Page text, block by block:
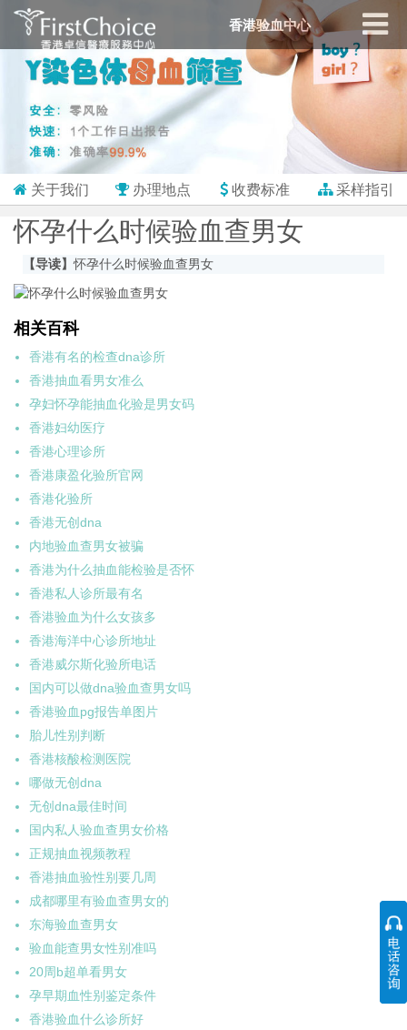
香港验血中心
关于我们 办理地点 收费标准 采样指引
怀孕什么时候验血查男女
【导读】怀孕什么时候验血查男女
相关百科
香港有名的检查dna诊所
香港抽血看男女准么
孕妇怀孕能抽血化验是男女码
香港妇幼医疗
香港心理诊所
香港康盈化验所官网
香港化验所
香港无创dna
内地验血查男女被骗
香港为什么抽血能检验是否怀
香港私人诊所最有名
香港验血为什么女孩多
香港海洋中心诊所地址
香港威尔斯化验所电话
国内可以做dna验血查男女吗
香港验血pg报告单图片
胎儿性别判断
香港核酸检测医院
哪做无创dna
无创dna最佳时间
国内私人验血查男女价格
正规抽血视频教程
香港抽血验性别要几周
成都哪里有验血查男女的
东海验血查男女
验血能查男女性别准吗
20周b超单看男女
孕早期血性别鉴定条件
香港验血什么诊所好